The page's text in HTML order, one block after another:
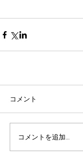
コメント
コメントを追加…